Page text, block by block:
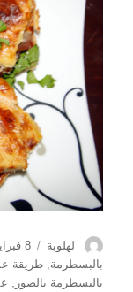
الكاتب
لهلوبة
نُشرت
في
8 فبراير، 2014
بالبسطرمة,طريقة
بالبسطرمة بالصور ,